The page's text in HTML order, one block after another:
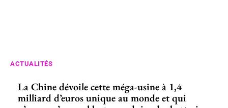
ACTUALITÉS
La Chine dévoile cette méga-usine à 1,4
milliard d’euros unique au monde et qui